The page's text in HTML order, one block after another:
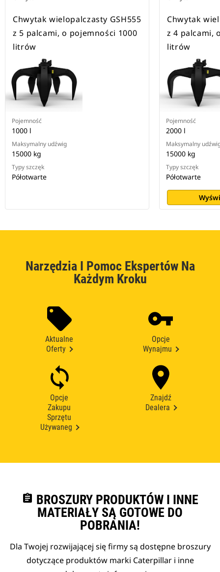
Chwytak wielopalczasty GSH555
z 5 palcami, o pojemności 1000
litrów
Pojemność
1000 l
Maksymalny udźwig
15000 kg
Typy szczęk
Półotwarte
Chwytak
z 4 palcami,
litrów
Pojemność
2000 l
Maksymalny
15000 kg
Typy szczęk
Półotwarte
Narzędzia I Pomoc Ekspertów Na
Każdym Kroku
Aktualne
Oferty
Opcje
Wynajmu
Opcje
Zakupu
Sprzętu
Używaneg
Znajdź
Dealera
assignment BROSZURY PRODUKTÓW I INNE
MATERIAŁY SĄ GOTOWE DO
POBRANIA!
Dla Twojej rozwijającej się firmy są dostępne broszury
dotyczące produktów marki Caterpillar i inne